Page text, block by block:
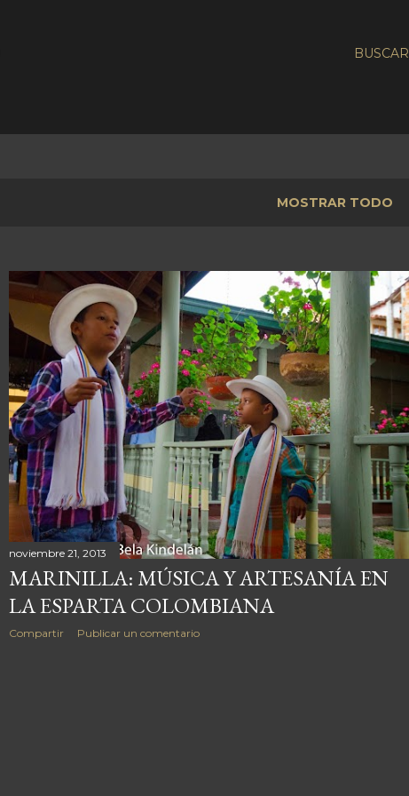
BUSCAR
MOSTRAR TODO
noviembre 21, 2013
MARINILLA: MÚSICA Y ARTESANÍA EN
LA ESPARTA COLOMBIANA
Compartir Publicar un comentario